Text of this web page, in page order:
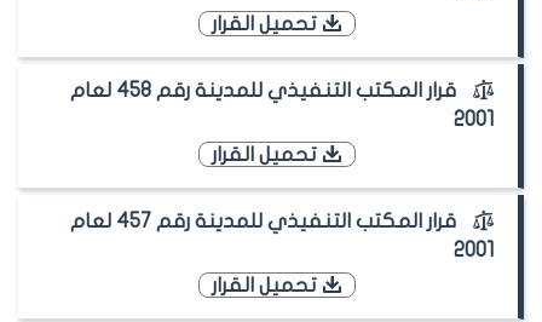
تحميل القرار
قرار المكتب التنفيذي للمدينة رقم 458 لعام
2001
تحميل القرار
قرار المكتب التنفيذي للمدينة رقم 457 لعام
2001
تحميل القرار